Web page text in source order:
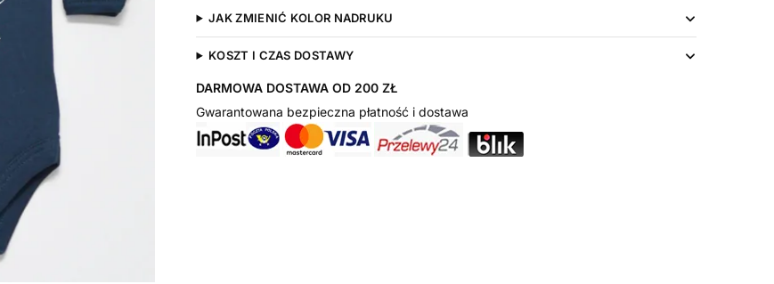
JAK ZMIENIĆ KOLOR NADRUKU
KOSZT I CZAS DOSTAWY
DARMOWA DOSTAWA OD 200 ZŁ
Gwarantowana bezpieczna płatność i dostawa